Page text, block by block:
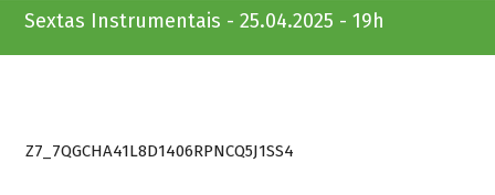
Sextas Instrumentais - 25.04.2025 - 19h
Z7_7QGCHA41L8D1406RPNCQ5J1SS4